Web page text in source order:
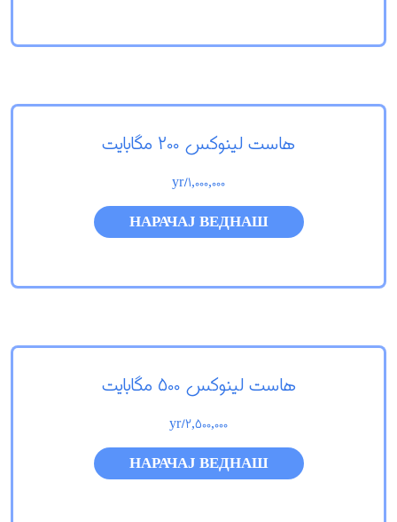
هاست لینوکس 200 مگابایت
1,000,000
/yr
НАРАЧАЈ ВЕДНАШ
هاست لینوکس 500 مگابایت
2,500,000
/yr
НАРАЧАЈ ВЕДНАШ